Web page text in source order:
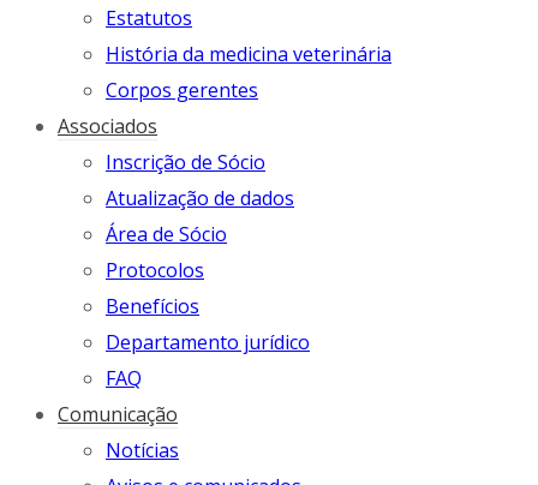
Estatutos
História da medicina veterinária
Corpos gerentes
Associados
Inscrição de Sócio
Atualização de dados
Área de Sócio
Protocolos
Benefícios
Departamento jurídico
FAQ
Comunicação
Notícias